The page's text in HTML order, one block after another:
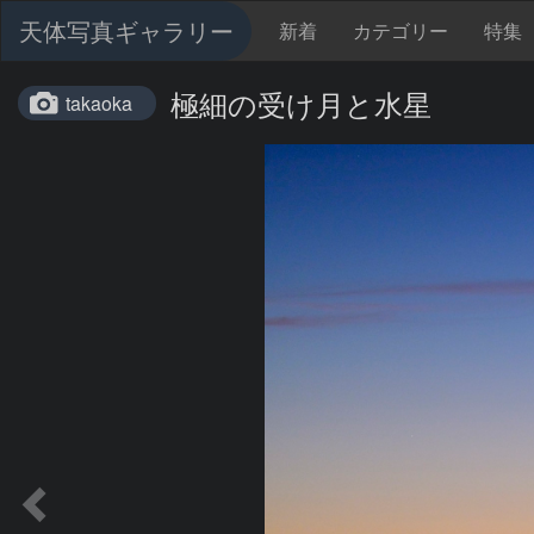
天体写真ギャラリー 新着 カテゴリー 特集
takaoka 極細の受け月と水星